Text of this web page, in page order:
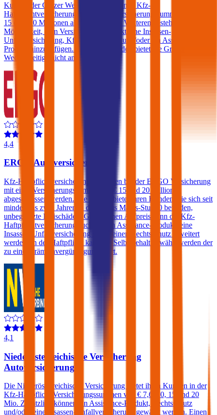
Kunden der Grazer Wechselseitige können Kfz-
Haftpflichtversicherungen mit einer Versicherungssumme von € 10,
15 oder 20 Millionen abschließen. Des Weiteren besteht die
Möglichkeit, dem Versicherungsprodukt eine Insassen-
Unfallversicherung, Kfz-Rechtsschutz und/oder ein Assistance-
Produkt hinzuzufügen. Einen Freischaden bietet die Grazer
Wechselseitige nicht an.
4,4
ERGO Autoversicherung
Kfz-Haftpflichtversicherungen können bei der ERGO Versicherung
mit einer Versicherungssumme von € 15 und 20 Millionen
abgeschlossen werden. Die ERGO bietet ihren Kunden, die sich seit
mindestens zwei Jahren in der Bonus Malus-Stufe 0 befinden,
unbegrenzte Freischäden. Gegen einen Aufpreis kann die Kfz-
Haftpflichtversicherung auch um ein Assistance-Produkt, eine
Insassen-Unfallversicherung sowie einen Rechtsschutz erweitert
werden. In der Haftpflicht kann ein Selbstbehalt gewählt werden der
zu einer Prämienvergünstigung führt.
4,1
Niederösterreichische Versicherung
Autoversicherung
Die Niederösterreichische Versicherung bietet ihren Kunden in der
Kfz-Haftpflicht Versicherungssummen von € 7,6, 10, 15 und 20
Mio. Zusätzlich können ein Assistance-Produkt, Rechtsschutz
und/oder eine Insassen-Unfallversicherung gewählt werden. Einen